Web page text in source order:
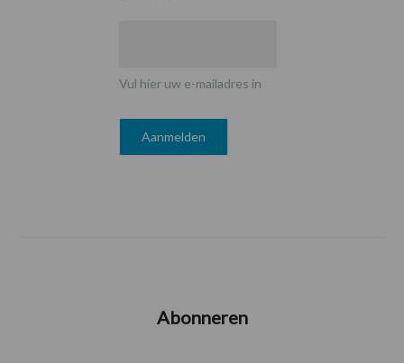
Vul hier uw e-mailadres in
Abonneren